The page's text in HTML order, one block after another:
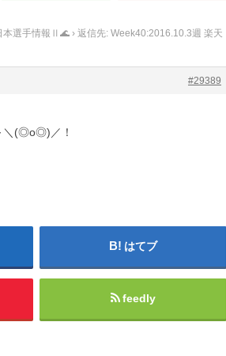
本選手情報Ⅱ🌊 › 返信先: Week40:2016.10.3週 楽天
#29389
＼(◎o◎)／！
はてブ
feedly